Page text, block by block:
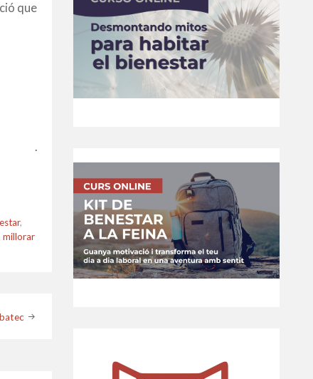
que
.
,
millorar